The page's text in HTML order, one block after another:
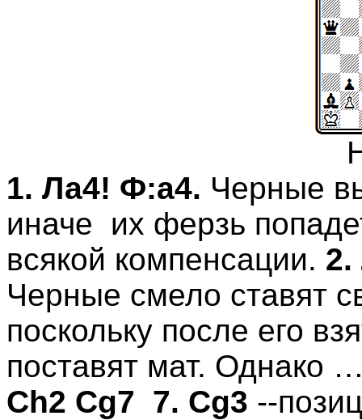
1. Ла4! Ф:а4. Черные
иначе
их ферзь
всякой компенсации. 2.
Черные смело ставят
поскольку после его
поставят мат. Однако
Сh2 Сg7 7. Сg3 --